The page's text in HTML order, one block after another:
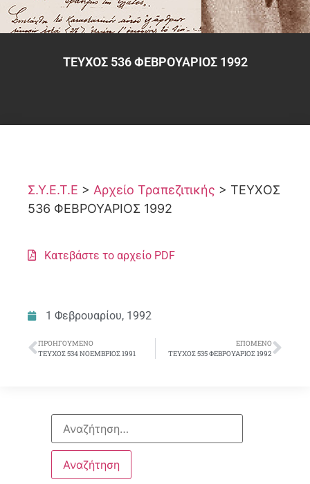
ΤΕΥΧΟΣ 536 ΦΕΒΡΟΥΑΡΙΟΣ 1992
Σ.Υ.Ε.Τ.Ε > Αρχείο Τραπεζιτικής > ΤΕΥΧΟΣ
536 ΦΕΒΡΟΥΑΡΙΟΣ 1992
Κατεβάστε το αρχείο PDF
1 Φεβρουαρίου, 1992
ΠΡΟΗΓΟΎΜΕΝΟ
ΤΕΥΧΟΣ 534 ΝΟΕΜΒΡΙΟΣ 1991
ΕΠΌΜΕΝΟ
ΤΕΥΧΟΣ 535 ΦΕΒΡΟΥΑΡΙΟΣ 1992